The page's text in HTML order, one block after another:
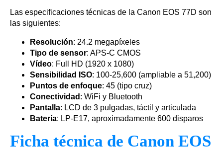
Las especificaciones técnicas de la Canon EOS 77D son
las siguientes:
Resolución: 24.2 megapíxeles
Tipo de sensor: APS-C CMOS
Vídeo: Full HD (1920 x 1080)
Sensibilidad ISO: 100-25,600 (ampliable a 51,200)
Puntos de enfoque: 45 (tipo cruz)
Conectividad : WiFi y Bluetooth
Pantalla: LCD de 3 pulgadas, táctil y articulada
Batería: LP-E17, aproximadamente 600 disparos
Ficha técnica de Canon EOS